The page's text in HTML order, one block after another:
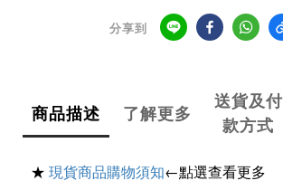
分享到
商品描述 了解更多
送貨及付
款方式
★ 現貨商品購物須知←點選查看更多